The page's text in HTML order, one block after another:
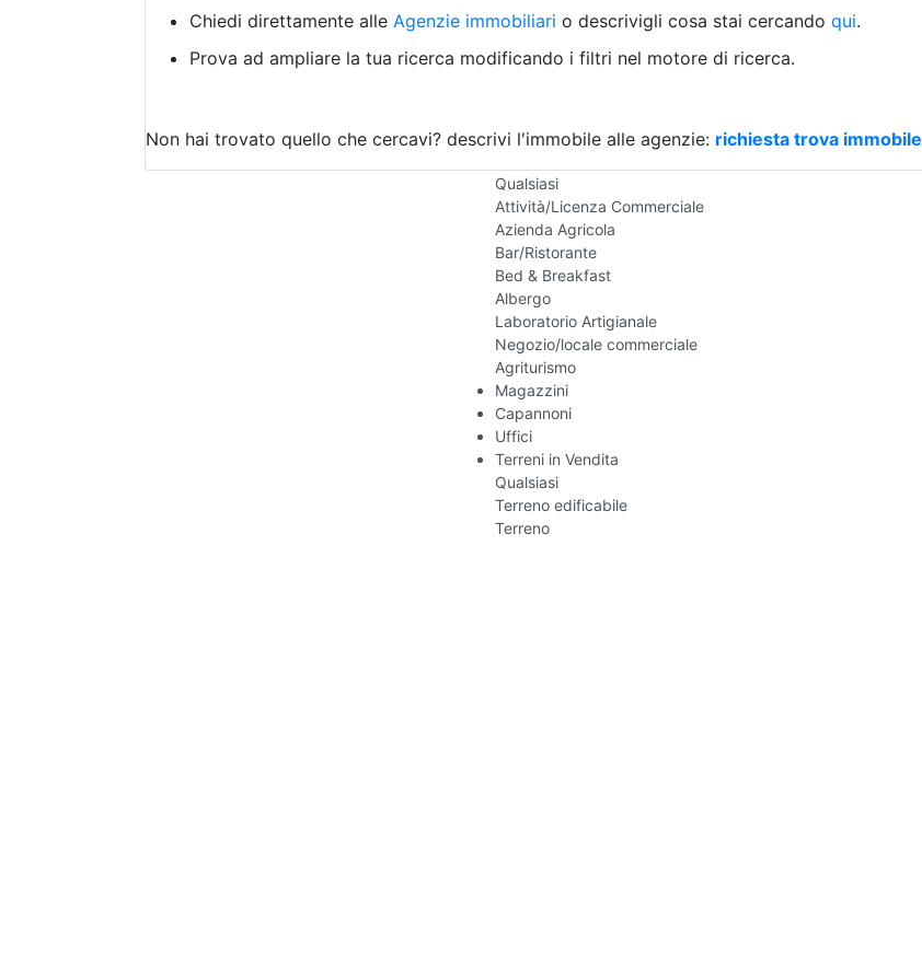
Rustico/Casale
Camera d'Albergo
Box/Garage
Qualsiasi
Attività/Licenza Commerciale
Azienda Agricola
Bar/Ristorante
Bed & Breakfast
Albergo
Laboratorio Artigianale
Negozio/locale commerciale
Agriturismo
Magazzini
Capannoni
Uffici
Terreni in Vendita
Qualsiasi
Terreno edificabile
Terreno
Chiedi direttamente alle Agenzie immobiliari o descrivigli cosa stai cercando qui.
Prova ad ampliare la tua ricerca modificando i filtri nel motore di ricerca.
Non hai trovato quello che cercavi? descrivi l'immobile alle agenzie: richiesta trova immobile